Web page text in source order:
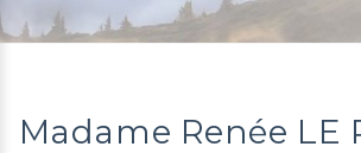
Madame Renée LE